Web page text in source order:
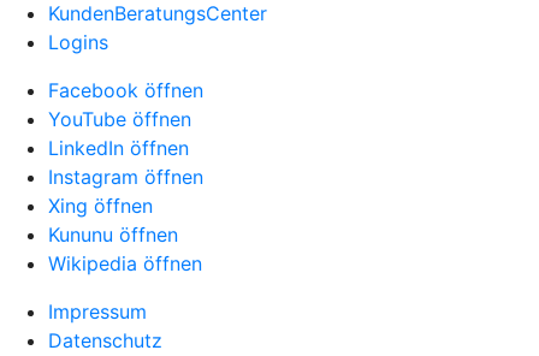
KundenBeratungsCenter
Logins
Facebook öffnen
YouTube öffnen
LinkedIn öffnen
Instagram öffnen
Xing öffnen
Kununu öffnen
Wikipedia öffnen
Impressum
Datenschutz